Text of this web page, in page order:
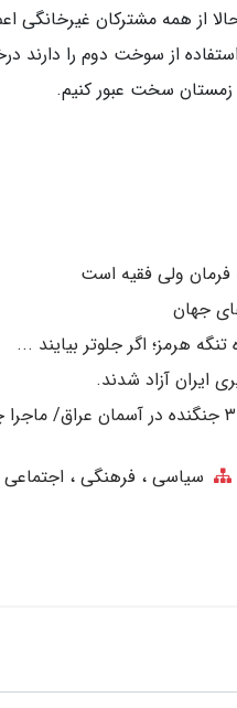
همین حالا از همه مشترکان
از سوخت دوم را دارند
زمستان سخت عبور کنیم.
فرمان ولی فقیه است
جهان
هرمز؛ اگر جلوتر بیایند ...
سیاسی ، فرهنگی ، اجتماعی